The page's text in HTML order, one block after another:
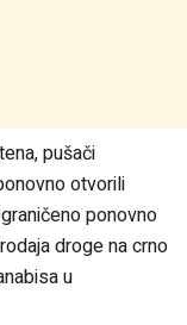
pušači
otvorili
ponovno
droge na crno
u